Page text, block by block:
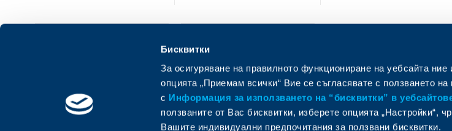
Бисквитки
За осигуряване на правилното функциониране на уебсайта ние
опцията „Приемам всички“ Вие се съгласявате с ползването на
с Информация за използването на “бисквитки” в
ползваните от Вас бисквитки, изберете опцията „Настройки“,
Вашите индивидуални предпочитания за ползвани бисквитки.
ОББ Мобайл